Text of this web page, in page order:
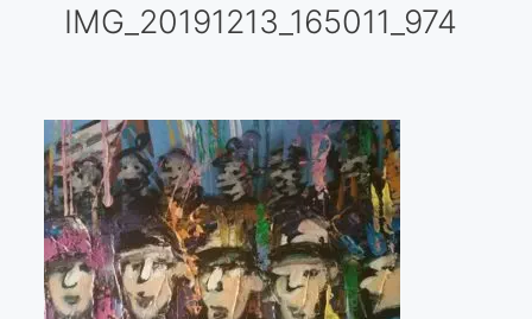
Artistas
Visitas a los ateliers o talleres de artistas
Presse
Qué dicen de nosotros?
Aviso legal
IMG_20191213_165011_974